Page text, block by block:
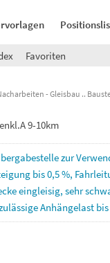
Favoriten
- Gleisbau
9-10km
zur
bis0,5%,
eingleisig, sehr
Anhängelast bis